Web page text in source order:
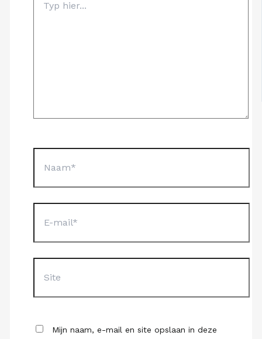
hier...
mail*
Mijn naam, e-mail en site opslaan in deze